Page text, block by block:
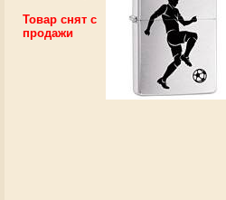
Товар снят с
продажи